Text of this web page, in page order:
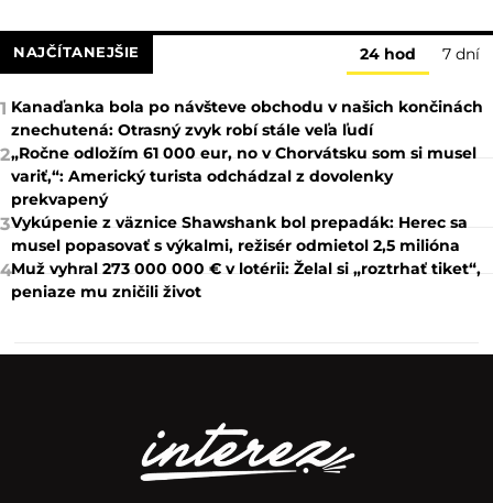
NAJČÍTANEJŠIE 24 hod 7 dní
1 Kanaďanka bola po návšteve obchodu v našich končinách
znechutená: Otrasný zvyk robí stále veľa ľudí
2„Ročne odložím 61 000 eur, no v Chorvátsku som si musel
variť,“: Americký turista odchádzal z dovolenky
prekvapený
3Vykúpenie z väznice Shawshank bol prepadák: Herec sa
musel popasovať s výkalmi, režisér odmietol 2,5 milióna
4Muž vyhral 273 000 000 € v lotérii: Želal si „roztrhať tiket“,
peniaze mu zničili život